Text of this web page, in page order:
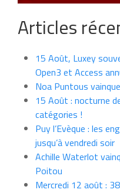
Articles
15 Août, Luxey
Open3 et Access
Noa Puntous
15 Août : nocturne
catégories !
Puy l’Evèque : les
jusqu’à vendredi soir
Achille Waterlot
Poitou
Mercredi 12 août :